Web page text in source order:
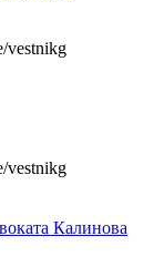
vestnikg
vestnikg
Калинова